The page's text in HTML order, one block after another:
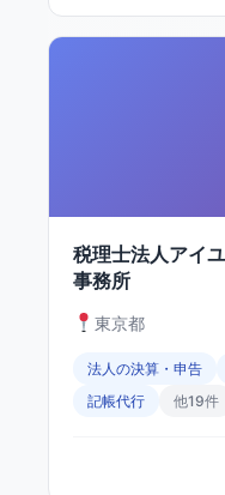
税理士法人アイ
事務所
東京都
法人の決算・申告
記帳代行
他19件